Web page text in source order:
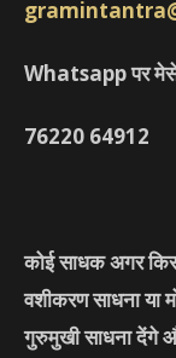
Whatsapp पर
76220 64912
कोई साधक अगर
वशीकरण साधना या
गुरुमुखी साधना देंगे